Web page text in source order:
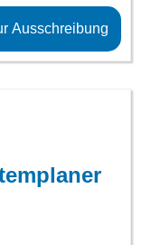
Ausschreibung